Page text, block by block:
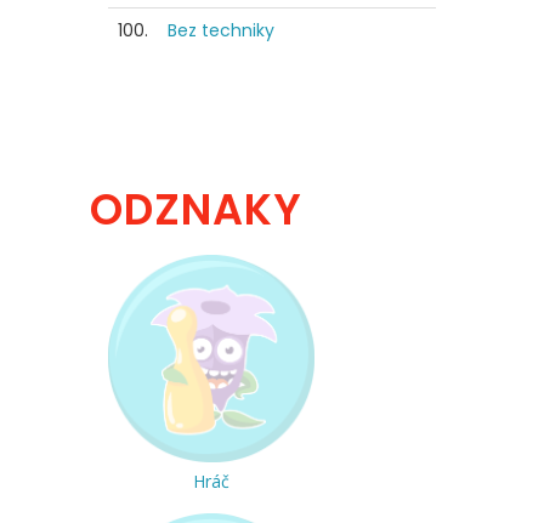
100.
Bez techniky
ODZNAKY
Hráč